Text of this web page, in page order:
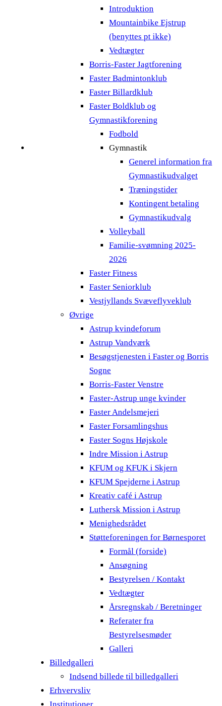
Introduktion
Mountainbike Ejstrup
(benyttes pt ikke)
Vedtægter
Borris-Faster Jagtforening
Faster Badmintonklub
Faster Billardklub
Faster Boldklub og
Gymnastikforening
Fodbold
Gymnastik
Generel information fra
Gymnastikudvalget
Træningstider
Kontingent betaling
Gymnastikudvalg
Volleyball
Familie-svømning 2025-
2026
Faster Fitness
Faster Seniorklub
Vestjyllands Svæveflyveklub
Øvrige
Astrup kvindeforum
Astrup Vandværk
Besøgstjenesten i Faster og Borris
Sogne
Borris-Faster Venstre
Faster-Astrup unge kvinder
Faster Andelsmejeri
Faster Forsamlingshus
Faster Sogns Højskole
Indre Mission i Astrup
KFUM og KFUK i Skjern
KFUM Spejderne i Astrup
Kreativ café i Astrup
Luthersk Mission i Astrup
Menighedsrådet
Støtteforeningen for Børnesporet
Formål (forside)
Ansøgning
Bestyrelsen / Kontakt
Vedtægter
Årsregnskab / Beretninger
Referater fra
Bestyrelsesmøder
Galleri
Billedgalleri
Indsend billede til billedgalleri
Erhvervsliv